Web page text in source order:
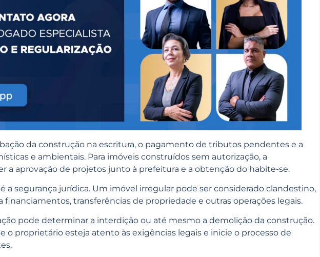
da construção na escritura, o pagamento de tributos pendentes e a
e ambientais. Para imóveis construídos sem autorização, a
a aprovação de projetos junto à prefeitura e a obtenção do habite-se.
segurança jurídica. Um imóvel irregular pode ser considerado clandestino,
financiamentos, transferências de propriedade e outras operações legais.
pode determinar a interdição ou até mesmo a demolição da construção.
o proprietário esteja atento às exigências legais e inicie o processo de